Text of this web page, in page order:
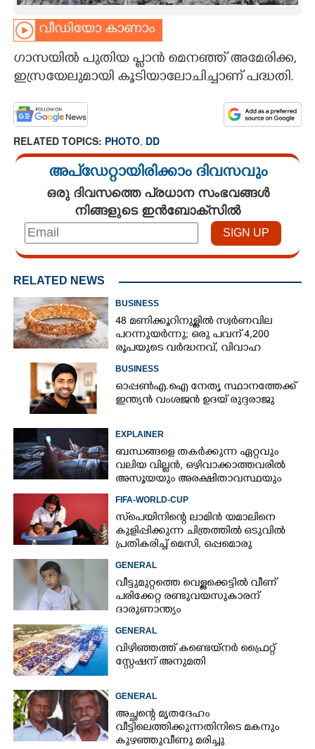
ASTRO
CARTOONS
ZOOM
വീഡിയോ കാണാം
ഗാസയിൽ പുതിയ പ്ലാൻ മെനഞ്ഞ് അമേരിക്ക,
ഇസ്രയേലുമായി കൂടിയാലോചിച്ചാണ് പദ്ധതി.
RELATED TOPICS: PHOTO, DD
അപ്ഡേറ്റായിരിക്കാം ദിവസവും
ഒരു ദിവസത്തെ പ്രധാന സംഭവങ്ങൾ
നിങ്ങളുടെ ഇൻബോക്സിൽ
RELATED NEWS
BUSINESS
48 മണിക്കൂറിനുള്ളിൽ സ്വർണവില
പറന്നുയർന്നു; ഒരു പവന് 4,200
രൂപയുടെ വർദ്ധനവ്, വിവാഹ
സീസണിൽ കനത്ത തിരിച്ചടി
BUSINESS
ഓപ്പൺഎ.ഐ നേതൃ സ്ഥാനത്തേക്ക്
ഇന്ത്യൻ വംശജൻ ഉദയ് രുദ്ദരാജു
EXPLAINER
ബന്ധങ്ങളെ തകർക്കുന്ന ഏറ്റവും
വലിയ വില്ലൻ, ഒഴിവാക്കാത്തവരിൽ
അസൂയയും അരക്ഷിതാവസ്ഥയും
കൂടും
FIFA-WORLD-CUP
സ്‌പെയിനിന്റെ ലാമിൻ യമാലിനെ
കുളിപ്പിക്കുന്ന ചിത്രത്തിൽ ഒടുവിൽ
പ്രതികരിച്ച് മെസി, ഒപ്പമൊരു
മുന്നറിയിപ്പും
GENERAL
വീട്ടുമുറ്റത്തെ വെള്ളക്കെട്ടിൽ വീണ്
പരിക്കേറ്റ രണ്ടുവയസുകാരന്
ദാരുണാന്ത്യം
GENERAL
വിഴിഞ്ഞത്ത് കണ്ടെയ്നർ ഫ്രൈറ്റ്
സ്റ്റേഷന് അനുമതി
GENERAL
അച്ഛന്റെ മൃതദേഹം
വീട്ടിലെത്തിക്കുന്നതിനിടെ മകനും
കുഴഞ്ഞുവീണു മരിച്ചു